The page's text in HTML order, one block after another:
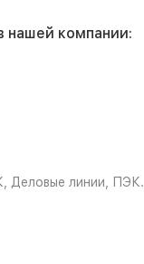
нашей компании:
Деловые линии, ПЭК.